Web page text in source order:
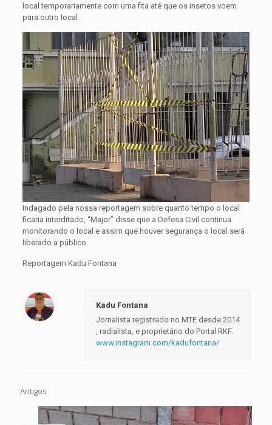
local temporariamente com uma fita até que os insetos voem
para outro local.
Indagado pela nossa reportagem sobre quanto tempo o local
ficaria interditado, “Major” disse que a Defesa Civil continua
monitorando o local e assim que houver segurança o local será
liberado a público.
Reportagem Kadu Fontana
Kadu Fontana
Jornalista registrado no MTE desde 2014
, radialista, e proprietário do Portal RKF.
www.instagram.com/kadufontana/
Antigos